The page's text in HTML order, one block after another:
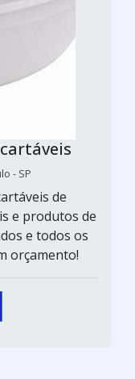
- SP
de
e produtos de
e todos os
orçamento!